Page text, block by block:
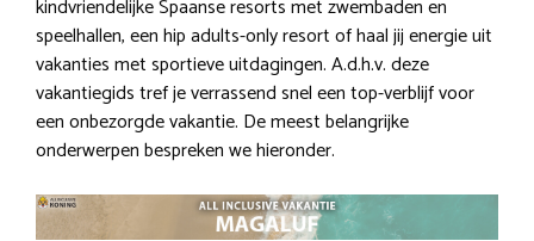
kindvriendelijke Spaanse resorts met zwembaden en
speelhallen, een hip adults-only resort of haal jij energie uit
vakanties met sportieve uitdagingen. A.d.h.v. deze
vakantiegids tref je verrassend snel een top-verblijf voor
een onbezorgde vakantie. De meest belangrijke
onderwerpen bespreken we hieronder.